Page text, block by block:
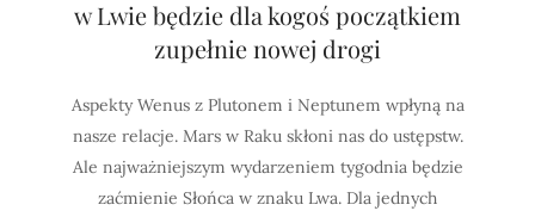
w Lwie będzie dla kogoś początkiem
zupełnie nowej drogi
Aspekty Wenus z Plutonem i Neptunem wpłyną na
nasze relacje. Mars w Raku skłoni nas do ustępstw.
Ale najważniejszym wydarzeniem tygodnia będzie
zaćmienie Słońca w znaku Lwa. Dla jednych